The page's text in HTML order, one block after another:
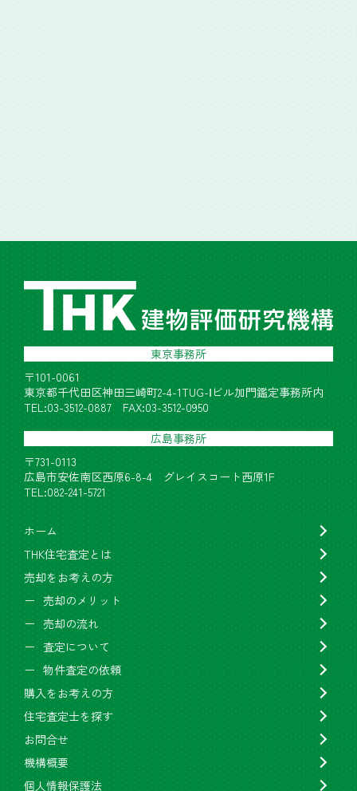
東京事務所
〒101-0061
東京都千代田区神田三崎町2-4-1TUG-Ⅰビル加門鑑定事務所内
TEL:03-3512-0887 FAX:03-3512-0950
広島事務所
〒731-0113
広島市安佐南区西原6-8-4 グレイスコート西原1F
TEL:082-241-5721
ホーム
THK住宅査定とは
売却をお考えの方
売却のメリット
売却の流れ
査定について
物件査定の依頼
購入をお考えの方
住宅査定士を探す
お問合せ
機構概要
個人情報保護法